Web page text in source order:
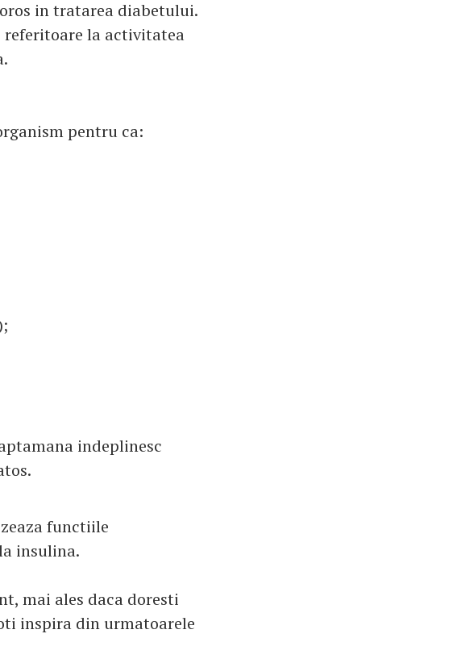
in tratarea diabetului.
la activitatea
pentru ca:
indeplinesc
functiile
insulina.
mai ales daca doresti
inspira din urmatoarele